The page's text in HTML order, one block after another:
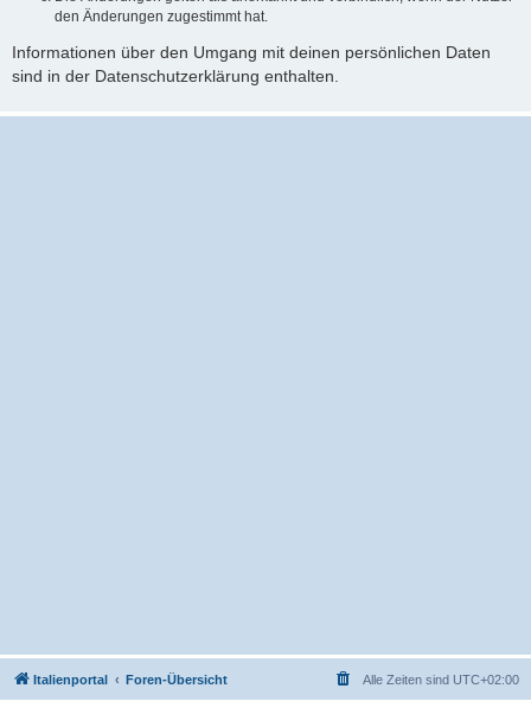
den Änderungen zugestimmt hat.
Informationen über den Umgang mit deinen persönlichen Daten
sind in der Datenschutzerklärung enthalten.
Italienportal Foren-Übersicht Alle Zeiten sind UTC+02:00